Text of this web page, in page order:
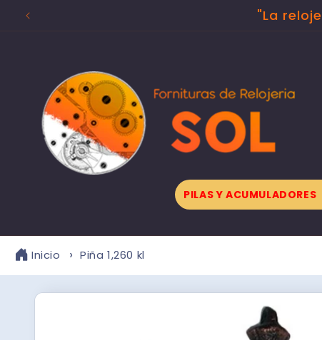
directamente
"La
PILAS Y ACUMULADORES
Inicio Piña 1,260 kl
Ir
directamente